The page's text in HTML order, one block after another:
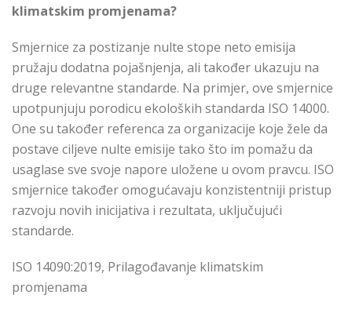
klimatskim promjenama?
Smjernice za postizanje nulte stope neto emisija
pružaju dodatna pojašnjenja, ali također ukazuju na
druge relevantne standarde. Na primjer, ove smjernice
upotpunjuju porodicu ekoloških standarda ISO 14000.
One su također referenca za organizacije koje žele da
postave ciljeve nulte emisije tako što im pomažu da
usaglase sve svoje napore uložene u ovom pravcu. ISO
smjernice također omogućavaju konzistentniji pristup
razvoju novih inicijativa i rezultata, uključujući
standarde.
ISO 14090:2019, Prilagođavanje klimatskim
promjenama